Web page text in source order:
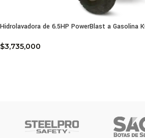
Hidrolavadora de 6.5HP PowerBlast a Gasolina
$3,735,000